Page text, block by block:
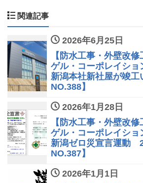
関連記事
2026年6月25日
【防水工事・外壁改
ゲル・コーポレイショ
新潟本社新社屋が竣工
NO.388】
2026年1月28日
【防水工事・外壁改
ゲル・コーポレイショ
新潟ゼロ災宣言運動
NO.387】
2026年1月1日